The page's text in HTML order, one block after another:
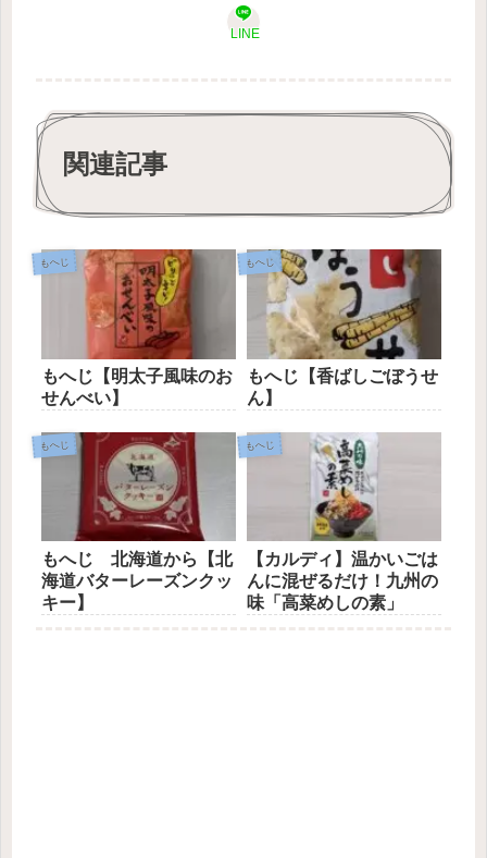
LINE
関連記事
もへじ
もへじ【明太子風味のお
せんべい】
もへじ
もへじ【香ばしごぼうせ
ん】
もへじ
もへじ 北海道から【北
海道バターレーズンクッ
キー】
もへじ
【カルディ】温かいごは
んに混ぜるだけ！九州の
味「高菜めしの素」